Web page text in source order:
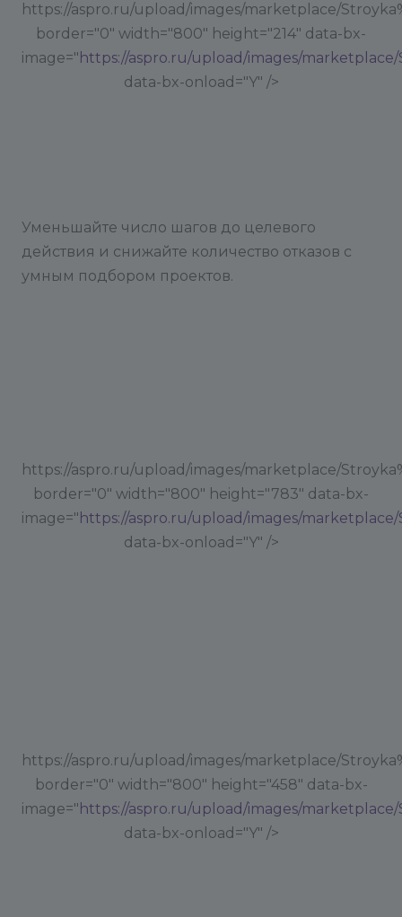
https://aspro.ru/upload/images/marketplace/
border="0" width="800" height="214" data-bx-
image=" https://aspro.ru/upload/images/
data-bx-onload="Y" />
Уменьшайте число шагов до целевого
действия и снижайте количество отказов с
умным подбором проектов.
https://aspro.ru/upload/images/marketplace/
border="0" width="800" height="783" data-bx-
image=" https://aspro.ru/upload/images/
data-bx-onload="Y" />
https://aspro.ru/upload/images/marketplace/
border="0" width="800" height="458" data-bx-
image=" https://aspro.ru/upload/images/
data-bx-onload="Y" />